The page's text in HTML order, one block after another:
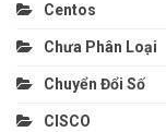
Centos
Chưa Phân Loại
Chuyển Đổi Số
CISCO